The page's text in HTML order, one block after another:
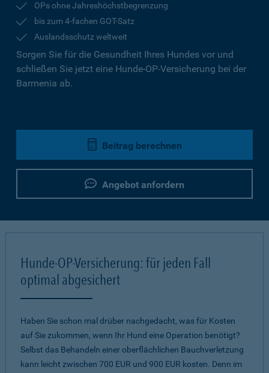
OPs ohne Jahreshöchstbegrenzung
bis zum 4-fachen GOT-Satz
Auslandsschutz weltweit
Sorgen Sie für die Gesundheit Ihres Hundes vor und
schließen Sie jetzt eine Hunde-OP-Versicherung bei der
Barmenia ab.
Beitrag berechnen
Angebot anfordern
Hunde-OP-Versicherung: für jeden Fall
optimal abgesichert
Haben Sie schon mal drüber nachgedacht, was für Kosten
auf Sie zukommen, wenn Ihr Hund eine Operation benötigt?
Selbst das Behandeln einer oberflächlichen Bauchverletzung
kann leicht zwischen 700 EUR und 900 EUR kosten. Denn im